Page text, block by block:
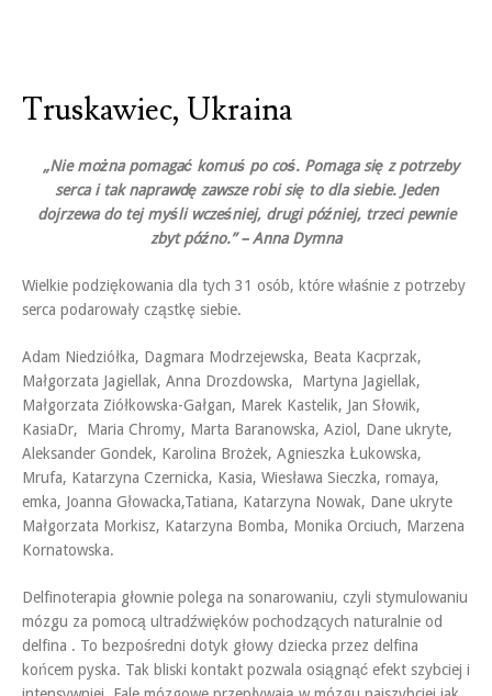
Truskawiec, Ukraina
„Nie można pomagać komuś po coś. Pomaga się z potrzeby
serca i tak naprawdę zawsze robi się to dla siebie. Jeden
dojrzewa do tej myśli wcześniej, drugi później, trzeci pewnie
zbyt późno.” – Anna Dymna
Wielkie podziękowania dla tych 31 osób, które właśnie z potrzeby
serca podarowały cząstkę siebie.
Adam Niedziółka, Dagmara Modrzejewska, Beata Kacprzak,
Małgorzata Jagiellak, Anna Drozdowska, Martyna Jagiellak,
Małgorzata Ziółkowska-Gałgan, Marek Kastelik, Jan Słowik,
KasiaDr, Maria Chromy, Marta Baranowska, Aziol, Dane ukryte,
Aleksander Gondek, Karolina Brożek, Agnieszka Łukowska,
Mrufa, Katarzyna Czernicka, Kasia, Wiesława Sieczka, romaya,
emka, Joanna Głowacka,Tatiana, Katarzyna Nowak, Dane ukryte
Małgorzata Morkisz, Katarzyna Bomba, Monika Orciuch, Marzena
Kornatowska.
Delfinoterapia głownie polega na sonarowaniu, czyli stymulowaniu
mózgu za pomocą ultradźwięków pochodzących naturalnie od
delfina . To bezpośredni dotyk głowy dziecka przez delfina
końcem pyska. Tak bliski kontakt pozwala osiągnąć efekt szybciej i